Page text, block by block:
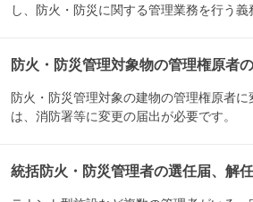
し、防火・防災に関する管理業務を行う義
防火・防災管理対象物の管理権原者
防火・防災管理対象の建物の管理権原者に
は、消防署等に変更の届出が必要です。
統括防火・防災管理者の選任届、解